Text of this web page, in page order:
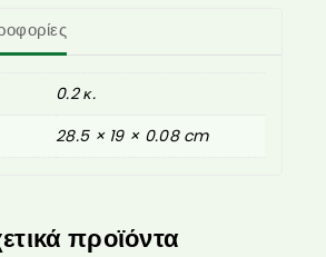
0.2 κ.
28.5 × 19 × 0.08 cm
προϊόντα